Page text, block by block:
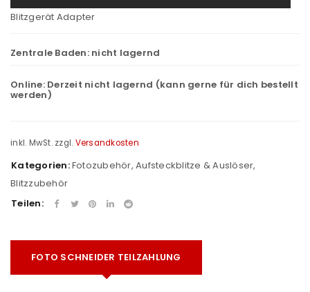
Blitzgerät Adapter
Zentrale Baden: nicht lagernd
Online: Derzeit nicht lagernd (kann gerne für dich bestellt
werden)
inkl. MwSt. zzgl. Versandkosten
Kategorien:Fotozubehör, Aufsteckblitze & Auslöser,
Blitzzubehör
Teilen:
FOTO SCHNEIDER TEILZAHLUNG